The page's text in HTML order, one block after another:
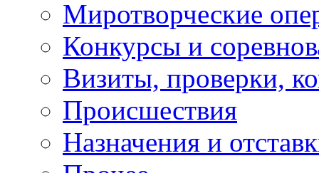
Миротворческие
Конкурсы и
Визиты, проверки,
Происшествия
Назначения и